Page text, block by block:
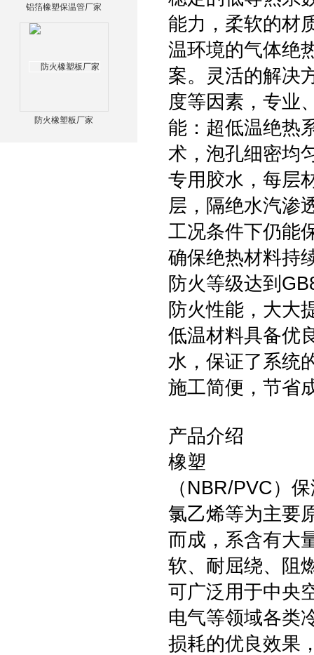
铝箔橡塑保温管厂家
防火橡塑板厂家
能力，柔软的材
温环境的气体绝
案。灵活的解决
度等因素，专业
能：超低温绝热
术，泡孔细密均
专用胶水，每层
层，隔绝水汽渗
工况条件下仍能
确保绝热材料持
防火等级达到
防火性能，大大
低温材料具备优
水，保证了系统
施工简便，节省
产品介绍
橡塑
（NBR/PVC）
氯乙烯等为主要
而成，系含有大
软、耐屈绕、阻
可广泛用于中央
电气等领域各类
损耗的优良效果